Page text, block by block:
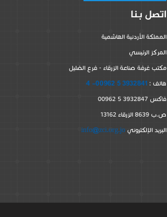
اتصل بنا
المملكة الأردنية الهاشمية
المركز الرئيسي
مكتب غرفة صناعة الزرقاء - فرع الضليل
هاتف : 3932841 5 00962- 4
فاكس 3932847 5 00962
ص.ب 8639 الزرقاء 13162
البريد الإلكتروني info@zci.org.jo